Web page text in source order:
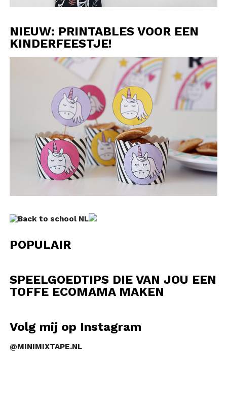
NIEUW: PRINTABLES VOOR EEN
KINDERFEESTJE!
POPULAIR
SPEELGOEDTIPS DIE VAN JOU EEN
TOFFE ECOMAMA MAKEN
Volg mij op Instagram
@MINIMIXTAPE.NL